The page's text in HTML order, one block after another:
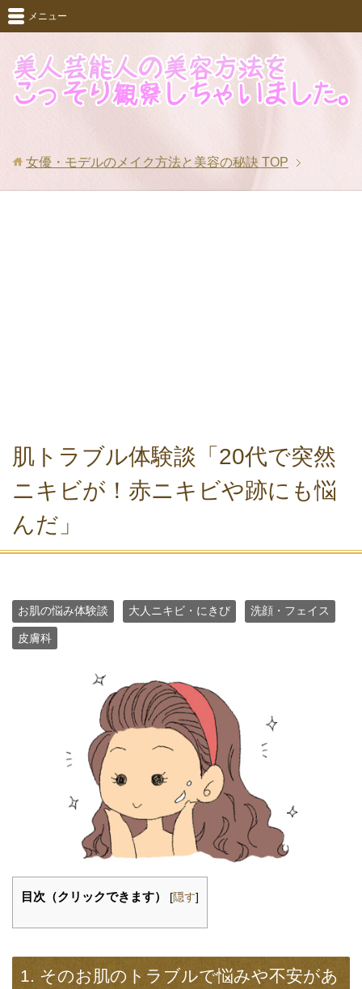
メニュー
女優・モデルのメイク方法と美容の秘訣 TOP
肌トラブル体験談「20代で突然
ニキビが！赤ニキビや跡にも悩
んだ」
お肌の悩み体験談 大人ニキビ・にきび 洗顔・フェイス
皮膚科
目次（クリックできます） [隠す]
1. そのお肌のトラブルで悩みや不安があ